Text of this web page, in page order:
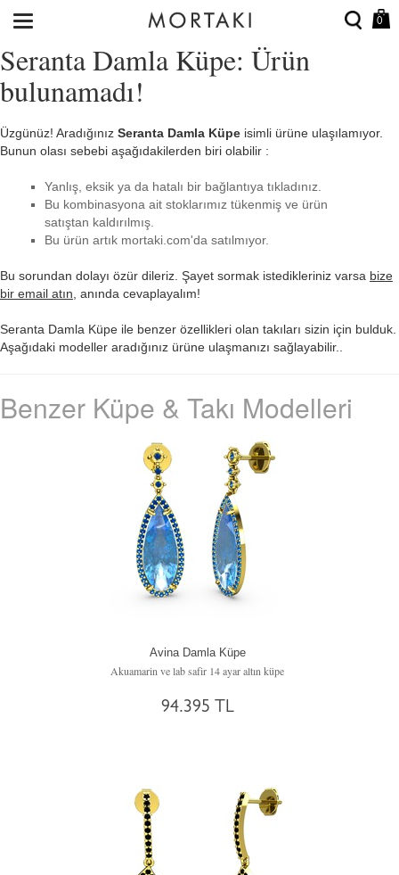
0
Seranta Damla Küpe: Ürün
bulunamadı!
Üzgünüz! Aradığınız Seranta Damla Küpe isimli ürüne ulaşılamıyor.
Bunun olası sebebi aşağıdakilerden biri olabilir :
Yanlış, eksik ya da hatalı bir bağlantıya tıkladınız.
Bu kombinasyona ait stoklarımız tükenmiş ve ürün
satıştan kaldırılmış.
Bu ürün artık mortaki.com'da satılmıyor.
Bu sorundan dolayı özür dileriz. Şayet sormak istedikleriniz varsa bize
bir email atın , anında cevaplayalım!
Seranta Damla Küpe ile benzer özellikleri olan takıları sizin için bulduk.
Aşağıdaki modeller aradığınız ürüne ulaşmanızı sağlayabilir..
Benzer Küpe & Takı Modelleri
Avina Damla Küpe
Akuamarin ve lab safir 14 ayar altın küpe
94.395 TL